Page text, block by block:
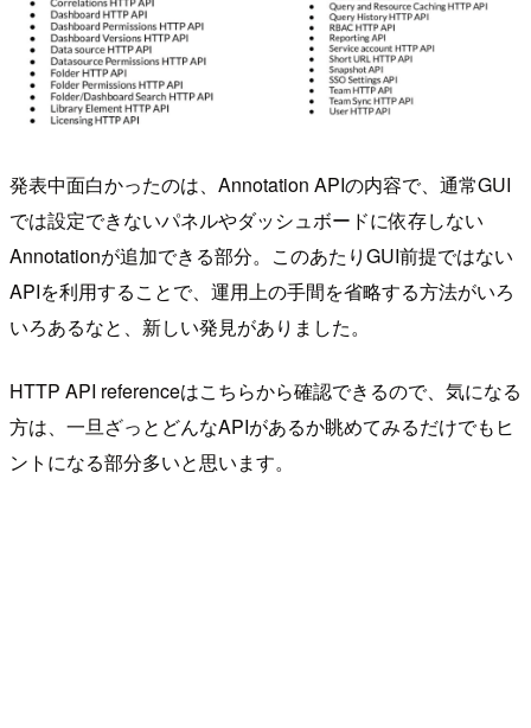
発表中面白かったのは、Annotation APIの内容で、通常GUI
では設定できないパネルやダッシュボードに依存しない
Annotationが追加できる部分。このあたりGUI前提ではない
APIを利用することで、運用上の手間を省略する方法がいろ
いろあるなと、新しい発見がありました。
HTTP API referenceはこちらから確認できるので、気になる
方は、一旦ざっとどんなAPIがあるか眺めてみるだけでもヒ
ントになる部分多いと思います。